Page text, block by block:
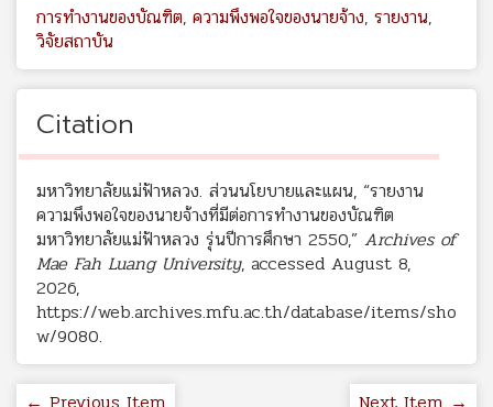
การทำงานของบัณฑิต, ความพึงพอใจของนายจ้าง, รายงาน,
วิจัยสถาบัน
Citation
มหาวิทยาลัยแม่ฟ้าหลวง. ส่วนนโยบายและแผน, “รายงาน
ความพึงพอใจของนายจ้างที่มีต่อการทำงานของบัณฑิต
มหาวิทยาลัยแม่ฟ้าหลวง รุ่นปีการศึกษา 2550,” Archives of
Mae Fah Luang University, accessed August 8,
2026,
https://web.archives.mfu.ac.th/database/items/sho
w/9080.